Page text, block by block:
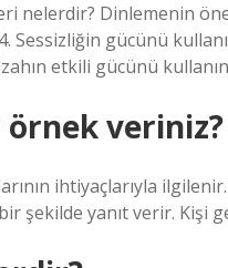
nelerdir? Dinlemenin
Sessizliğin gücünü
etkili gücünü
veriniz?
ihtiyaçlarıyla
şekilde yanıt verir. Kişi